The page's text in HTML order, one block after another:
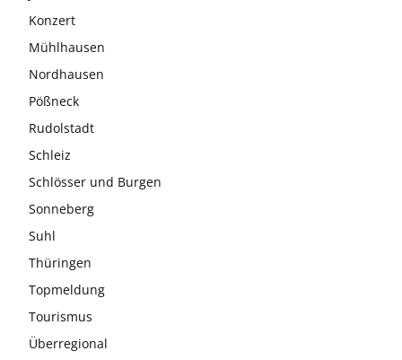
Konzert
Mühlhausen
Nordhausen
Pößneck
Rudolstadt
Schleiz
Schlösser und Burgen
Sonneberg
Suhl
Thüringen
Topmeldung
Tourismus
Überregional